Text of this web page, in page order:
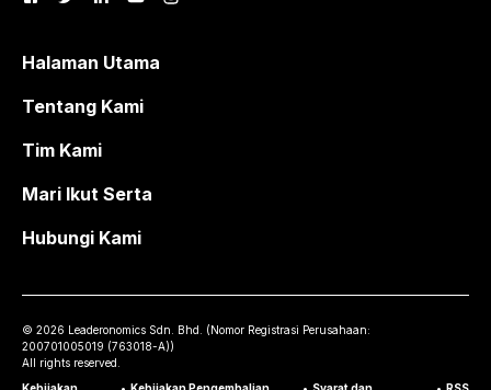
Halaman Utama
Tentang Kami
Tim Kami
Mari Ikut Serta
Hubungi Kami
© 2026 Leaderonomics Sdn. Bhd. (Nomor Registrasi Perusahaan:
200701005019 (763018-A))
All rights reserved.